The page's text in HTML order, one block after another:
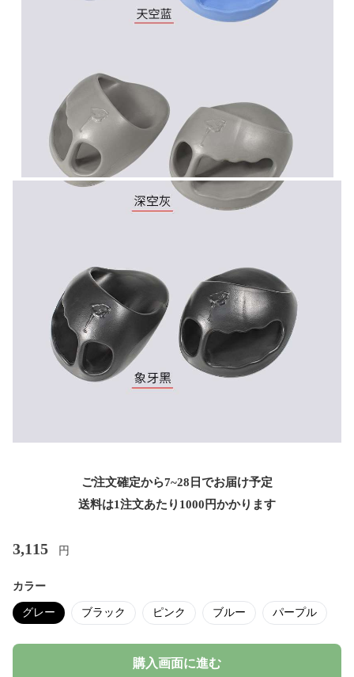
ご注文確定から7~28日でお届け予定
送料は1注文あたり 1000 円かかります
3,115 円
カラー
グレー ブラック ピンク ブルー パープル
購入画面に進む